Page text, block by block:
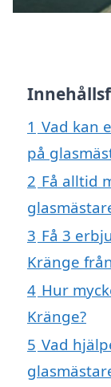
1 Vad kan
på
2 Få alltid
3 Få 3
Kränge
4 Hur
Kränge?
5 Vad